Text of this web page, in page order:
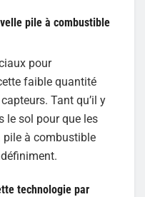
pile à combustible
pour
faible quantité
Tant qu’il y
le sol pour que les
pile à combustible
technologie par